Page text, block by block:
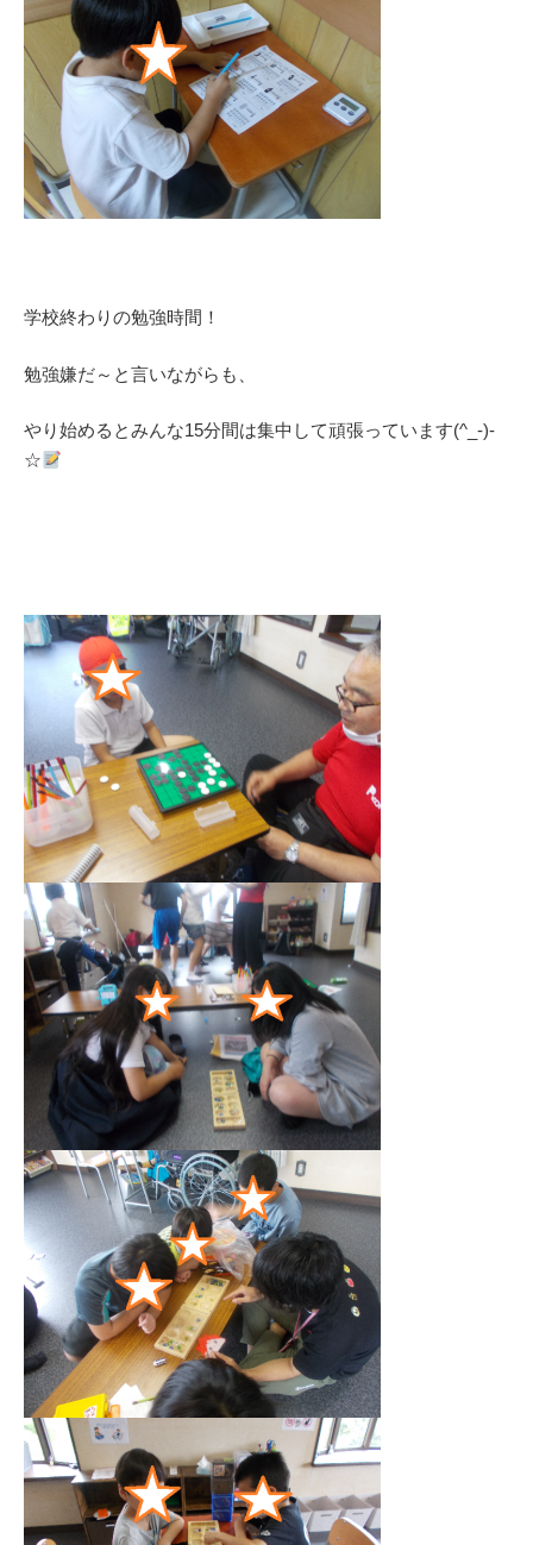
学校終わりの勉強時間！
勉強嫌だ～と言いながらも、
やり始めるとみんな15分間は集中して頑張っています(^_-)-
☆